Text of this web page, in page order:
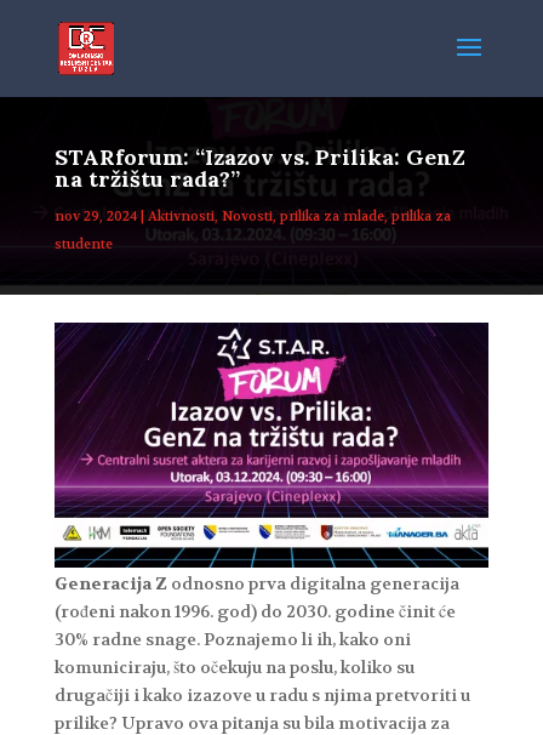
STARforum: “Izazov vs. Prilika: GenZ
na tržištu rada?”
nov 29, 2024| Aktivnosti, Novosti,prilika za mlade,prilika za
studente
Generacija Zodnosno prva digitalna generacija
(rođeni nakon 1996. god) do 2030. godine činit će
30% radne snage. Poznajemo li ih, kako oni
komuniciraju, što očekuju na poslu, koliko su
drugačiji i kako izazove u radu s njima pretvoriti u
prilike? Upravo ova pitanja su bila motivacija za